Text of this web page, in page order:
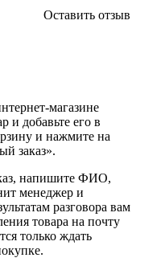
Оставить отзыв
магазине
и добавьте его в
и нажмите на
заказ».
напишите ФИО,
менеджер и
разговора вам
товара на почту
только ждать